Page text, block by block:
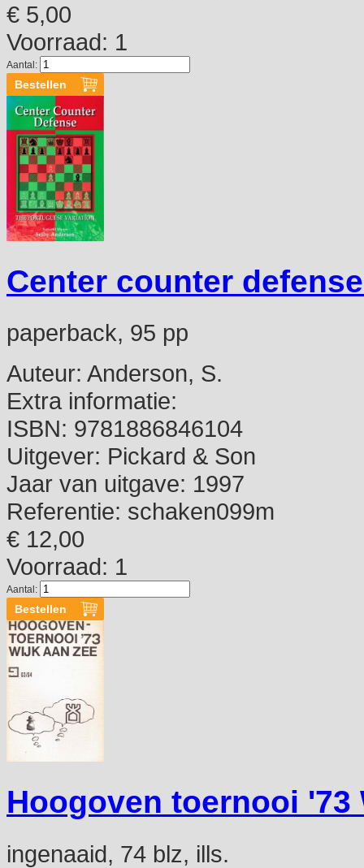
€ 5,00
Voorraad: 1
Aantal:
Center counter
paperback, 95 pp
Auteur: Anderson, S.
Extra informatie:
ISBN: 9781886846104
Uitgever: Pickard & Son
Jaar van uitgave: 1997
Referentie: schaken099m
€ 12,00
Voorraad: 1
Aantal:
Hoogoven toernooi '73
ingenaaid, 74 blz, ills.